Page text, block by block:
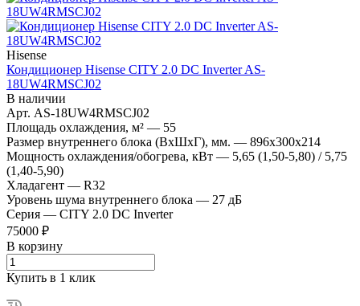
Hisense
Кондиционер Hisense CITY 2.0 DC Inverter AS-
18UW4RMSCJ02
В наличии
Арт. AS-18UW4RMSCJ02
Площадь охлаждения, м² — 55
Размер внутреннего блока (ВхШхГ), мм. — 896x300x214
Мощность охлаждения/обогрева, кВт — 5,65 (1,50-5,80) / 5,75
(1,40-5,90)
Хладагент — R32
Уровень шума внутреннего блока — 27 дБ
Серия — CITY 2.0 DC Inverter
75000 ₽
В корзину
Купить в 1 клик